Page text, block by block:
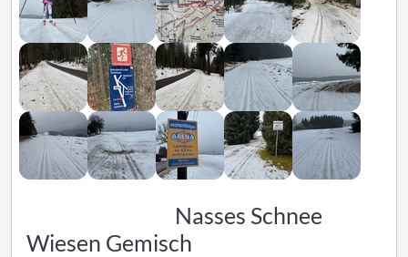
Nasses Schnee
Wiesen Gemisch